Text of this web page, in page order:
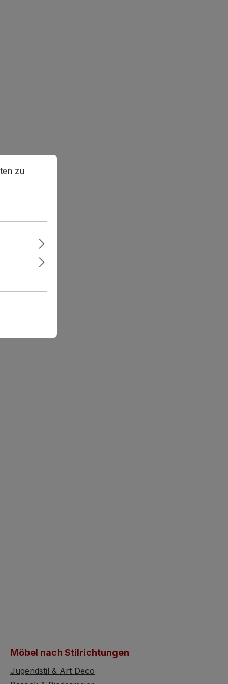
Möbel nach Stilrichtungen
Jugendstil & Art Deco
zu können.
Mehr Informationen ...
zu